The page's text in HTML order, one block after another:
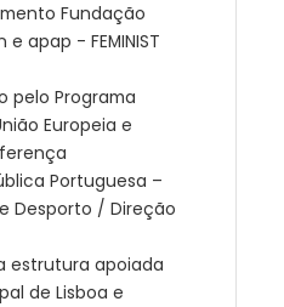
Fundação
apap - FEMINIST
pelo Programa
Europeia e
Portuguesa –
Desporto / Direção
estrutura apoiada
de Lisboa e